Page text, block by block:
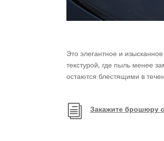
Это элегантное и
текстурой, где пыль менее
остаются блестящими в
i Закажите брошюру